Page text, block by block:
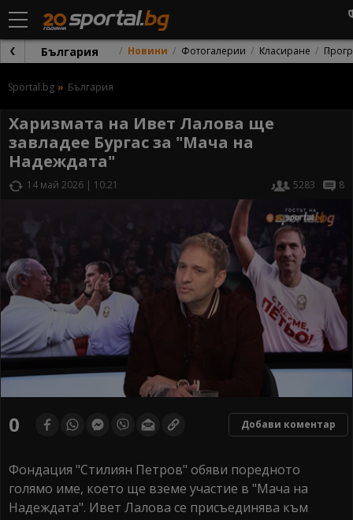
България Новини Фотогалерии Класиране
Sportal.bg България
Харизмата на Ивет Лалова ще
завладее Бургас за "Мача на
Надеждата"
14 май 2026 | 10:21 5283 8
of0 Добави коментар
Фондация "Стилиян Петров" обяви поредното
голямо име, което ще вземе участие в "Мача на
Надеждата". Ивет Лалова се присъединява към